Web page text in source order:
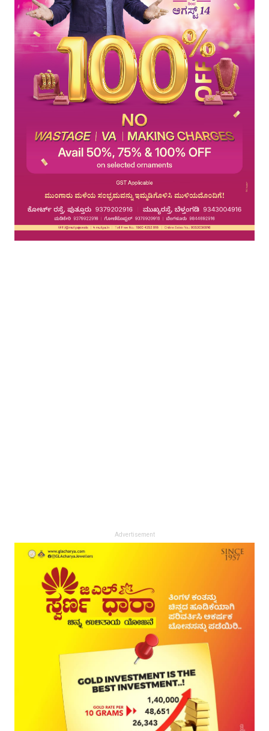
Advertisement